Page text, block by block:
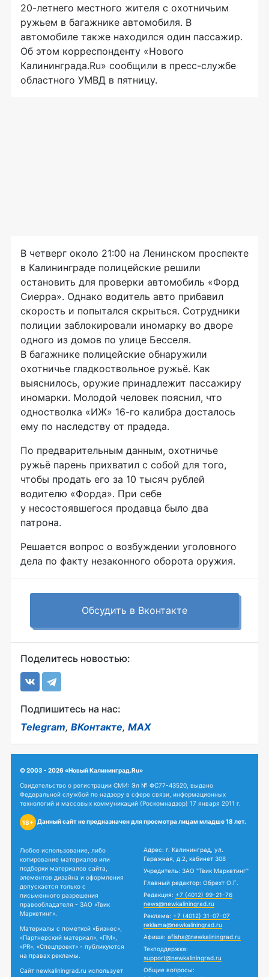
20-летнего местного жителя с охотничьим
ружьем в багажнике автомобиля. В
автомобиле также находился один пассажир.
Об этом корреспонденту «Нового
Калининграда.Ru» сообщили в пресс-службе
областного УМВД в пятницу.
В четверг около 21:00 на Ленинском проспекте
в Калининграде полицейские решили
остановить для проверки автомобиль «Форд
Сиерра». Однако водитель авто прибавил
скорость и попытался скрыться. Сотрудники
полиции заблокировали иномарку во дворе
одного из домов по улице Бесселя.
В багажнике полицейские обнаружили
охотничье гладкоствольное ружьё. Как
выяснилось, оружие принадлежит пассажиру
иномарки. Молодой человек пояснил, что
одностволка «ИЖ» 16-го калибра досталось
ему по наследству от прадеда.
По предварительным данным, охотничье
ружьё парень прихватил с собой для того,
чтобы продать его за 10 тысяч рублей
водителю «Форда». При себе
у несостоявшегося продавца было два
патрона.
Решается вопрос о возбуждении уголовного
дела по факту незаконного оборота оружия.
Обсудить в Вконтакте
Поделитесь новостью:
Подпишитесь на нас:
Telegram, ВКонтакте, MAX
© 2003 - 2026 «Новый Калининград.Ru»
Свидетельство о регистрации СМИ: Эл № ФС77-43520, выдано
Федеральной службой по надзору в сфере связи, информационных
технологий и массовых коммуникаций (Роскомнадзор) 17 января 2011 г.
18+ Данный сайт не предназначен для просмотра лицам младше 18 лет.
Любое использование, либо
копирование материалов или
подборки материалов сайта,
элементов дизайна и оформления
допускается только с
письменного разрешения
правообладателя - ЗАО «Твик
Маркетинг».
Материалы с пометкой «Бизнес»,
«Партнерский материал», «ПМ»,
«PR», «Спецпроект» - публикуются
на правах рекламы.
Сайт newkaliningrad.ru использует
Адрес: г. Калининград, ул.
Гаражная, д.2, кабинет 308
Учредитель: ЗАО "Твик Маркетинг"
Главный редактор: Обрехт О.Г.
Редакция: +7 (4012) 99-21-76
news@newkaliningrad.ru
Реклама: +7 (4012) 31-07-07
reklama@newkaliningrad.ru
Афиша: afisha@newkaliningrad.ru
Техподдержка:
support@newkaliningrad.ru
Общие вопросы: